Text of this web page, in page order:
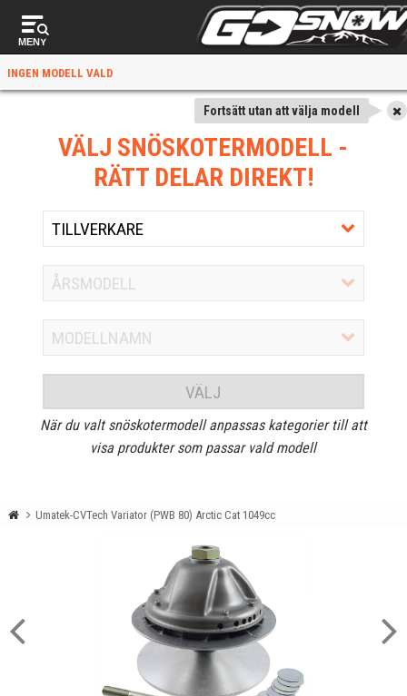
MENY
INGEN MODELL VALD
Fortsätt utan att välja modell
VÄLJ SNÖSKOTERMODELL -
RÄTT DELAR DIREKT!
VÄLJ
När du valt snöskotermodell anpassas kategorier till att
visa produkter som passar vald modell
Umatek-CVTech Variator (PWB 80) Arctic Cat 1049cc